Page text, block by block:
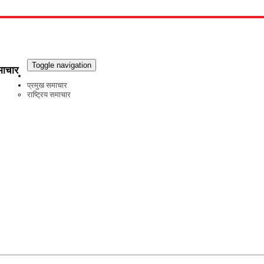
Toggle navigation
प्रमुख समाचार
राष्ट्रिय समाचार